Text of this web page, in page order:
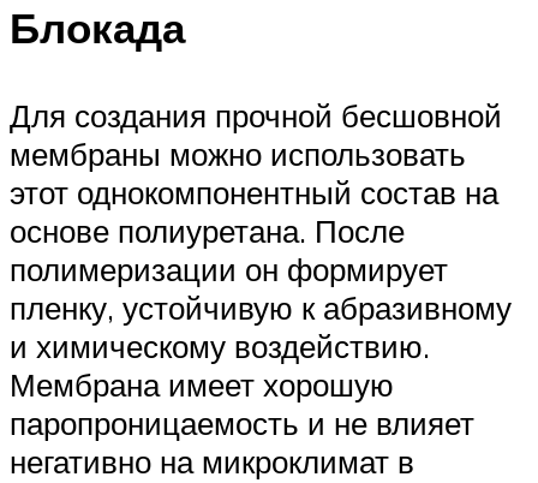
Блокада
Для создания прочной бесшовной
мембраны можно использовать
этот однокомпонентный состав на
основе полиуретана. После
полимеризации он формирует
пленку, устойчивую к абразивному
и химическому воздействию.
Мембрана имеет хорошую
паропроницаемость и не влияет
негативно на микроклимат в